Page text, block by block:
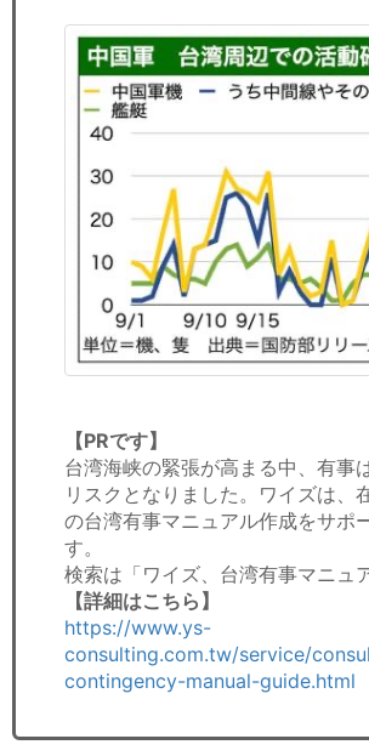
【PRです】
台湾海峡の緊張が高まる中、有事
リスクとなりました。ワイズは、
の台湾有事マニュアル作成をサポ
す。
検索は「ワイズ、台湾有事マニュ
【詳細はこちら】
https://www.ys-
consulting.com.tw/service/
contingency-manual-guide.html